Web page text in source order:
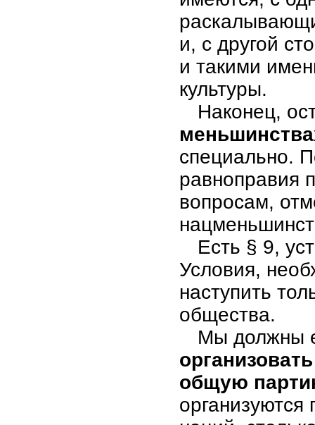
и, с другой
и такими
культуры.
Наконец,
специально.
равноправия
вопросам,
Есть § 9,
Условия,
наступить
общества.
Мы должны
общую
организуются